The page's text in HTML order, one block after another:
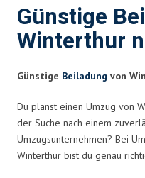
Günstige
Winterthur
Günstige Beiladung von
Du planst einen Umzug von
der Suche nach einem
Umzugsunternehmen? Bei
Winterthur bist du genau